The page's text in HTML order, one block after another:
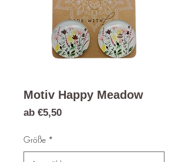
Motiv Happy Meadow
ab €5,50Sale-
Größe *